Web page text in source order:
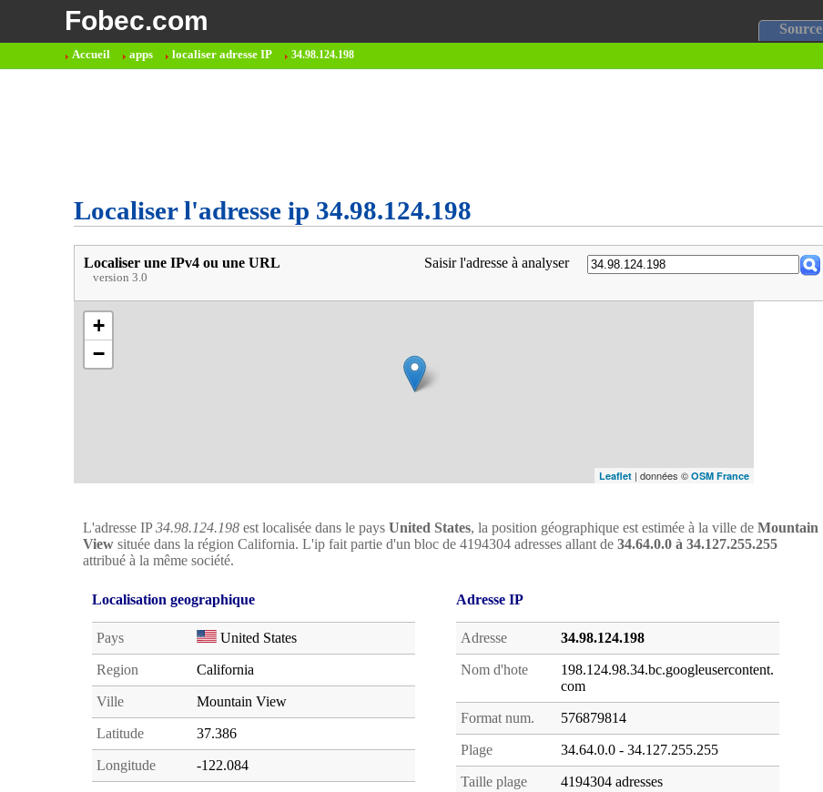
Fobec.com Source
Accueil apps localiser adresse IP 34.98.124.198
Localiser l'adresse ip 34.98.124.198
Localiser une IPv4 ou une URL
version 3.0
Saisir l'adresse à analyser
+
−
Leaflet | données © OSM France
L'adresse IP34.98.124.198 est localisée dans le pays United States, la position géographique est estimée à la ville de Mountain
View située dans la région California. L'ip fait partie d'un bloc de 4194304 adresses allant de 34.64.0.0 à 34.127.255.255
attribué à la même société.
Localisation geographique
Pays United States
Region California
Ville Mountain View
Latitude 37.386
Longitude -122.084
Adresse IP
Adresse 34.98.124.198
Nom d'hote
198.124.98.34.bc.googleusercontent.
com
Format num. 576879814
Plage 34.64.0.0 - 34.127.255.255
Taille plage 4194304 adresses